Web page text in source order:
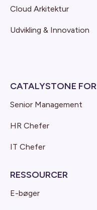
Cloud Arkitektur
Udvikling & Innovation
CATALYSTONE FOR
Senior Management
HR Chefer
IT Chefer
RESSOURCER
E-bøger